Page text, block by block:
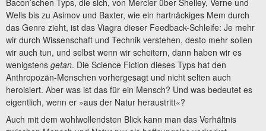
Bacon’schen Typs, die sich, von Mercier über Shelley, Verne und
Wells bis zu Asimov und Baxter, wie ein hartnäckiges Mem durch
das Genre zieht, ist das Viagra dieser Feedback-Schleife: Je mehr
wir durch Wissenschaft und Technik verstehen, desto mehr sollen
wir auch tun, und selbst wenn wir scheitern, dann haben wir es
wenigstens getan. Die Science Fiction dieses Typs hat den
Anthropozän-Menschen vorhergesagt und nicht selten auch
heroisiert. Aber was ist das für ein Mensch? Und was bedeutet es
eigentlich, wenn er »aus der Natur heraustritt«?
Auch mit dem wohlwollendsten Blick kann man das Verhältnis